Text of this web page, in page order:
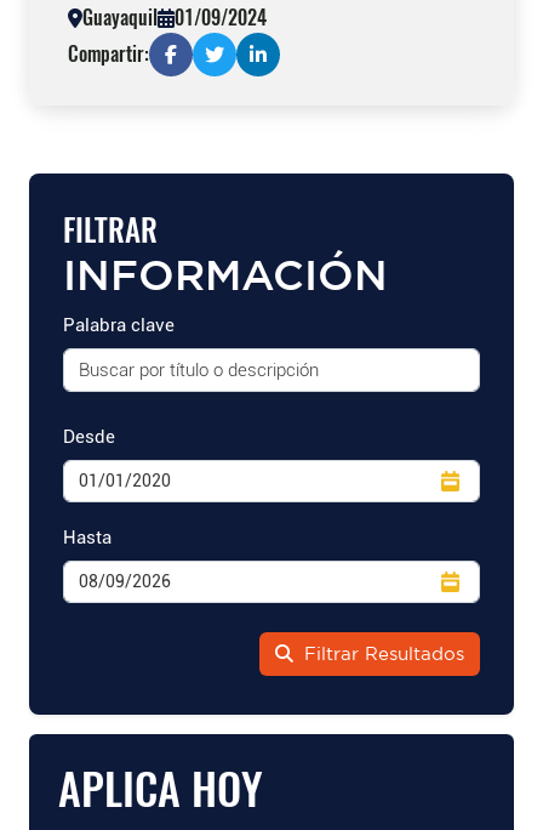
FILTRAR
INFORMACIÓN
Palabra clave
Desde
Hasta
Filtrar Resultados
APLICA HOY
Guayaquil
01/09/2024
Compartir: